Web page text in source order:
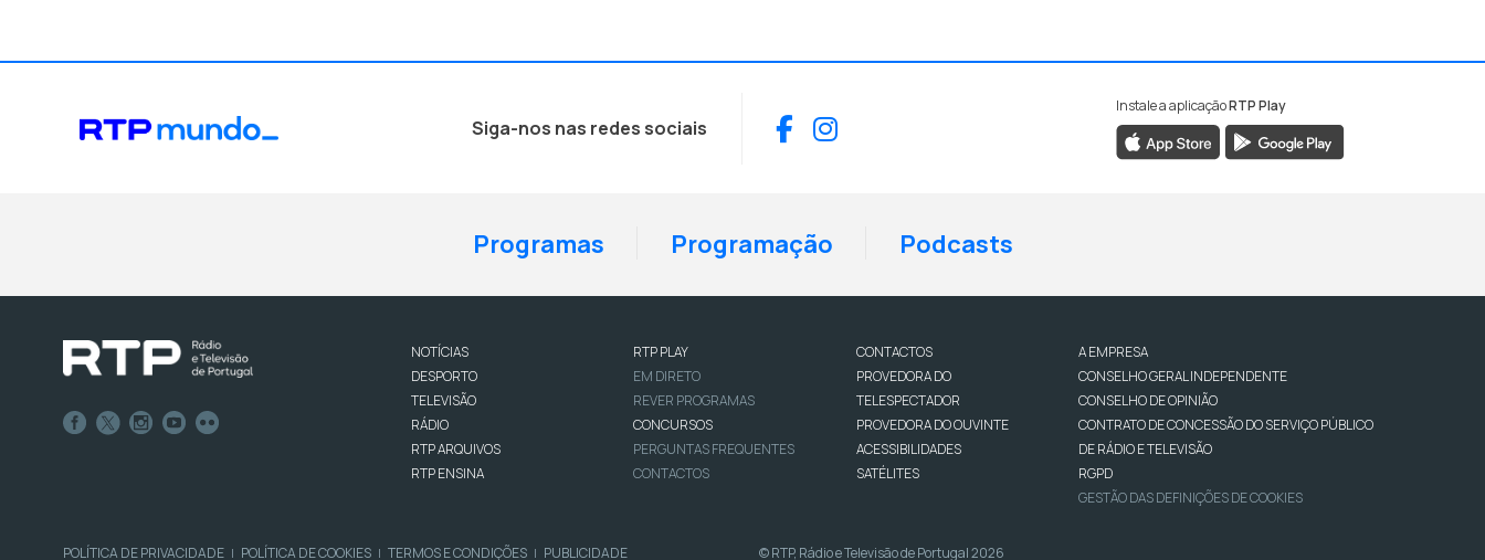
Siga-nos nas redes sociais Facebook
Instagram
Instale a aplicaçãoRTP Play
Programas Programação Podcasts
NOTÍCIAS
DESPORTO
TELEVISÃO
RÁDIO
RTP ARQUIVOS
RTP ENSINA
RTP PLAY
EM DIRETO
REVER PROGRAMAS
CONCURSOS
PERGUNTAS FREQUENTES
CONTACTOS
CONTACTOS
PROVEDORA DO
TELESPECTADOR
PROVEDORA DO OUVINTE
ACESSIBILIDADES
SATÉLITES
A EMPRESA
CONSELHO GERAL INDEPENDENTE
CONSELHO DE OPINIÃO
CONTRATO DE CONCESSÃO DO SERVIÇO PÚBLICO
DE RÁDIO E TELEVISÃO
RGPD
GESTÃO DAS DEFINIÇÕES DE COOKIES
POLÍTICA DE PRIVACIDADE | POLÍTICA DE COOKIES | TERMOS E CONDIÇÕES | PUBLICIDADE © RTP, Rádio e Televisão de Portugal 2026